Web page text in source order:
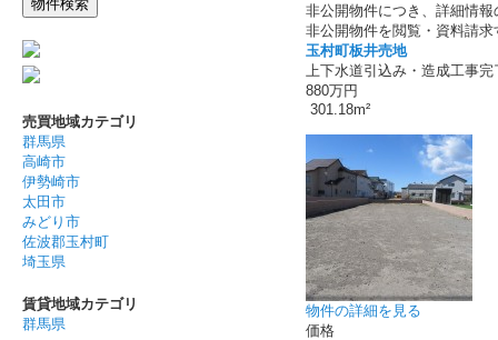
非公開物件につき、詳細情
非公開物件を閲覧・資料請
玉村町板井売地
上下水道引込み・造成工事
880万円
301.18m²
物件の詳細を見る
価格
売買地域カテゴリ
群馬県
高崎市
伊勢崎市
太田市
みどり市
佐波郡玉村町
埼玉県
賃貸地域カテゴリ
群馬県